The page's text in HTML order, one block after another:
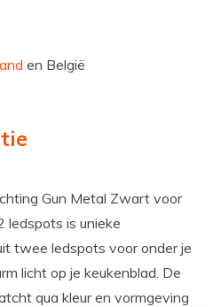
en België
Gun Metal Zwart voor
ledspots is unieke
twee ledspots voor onder je
licht op je keukenblad. De
qua kleur en vormgeving